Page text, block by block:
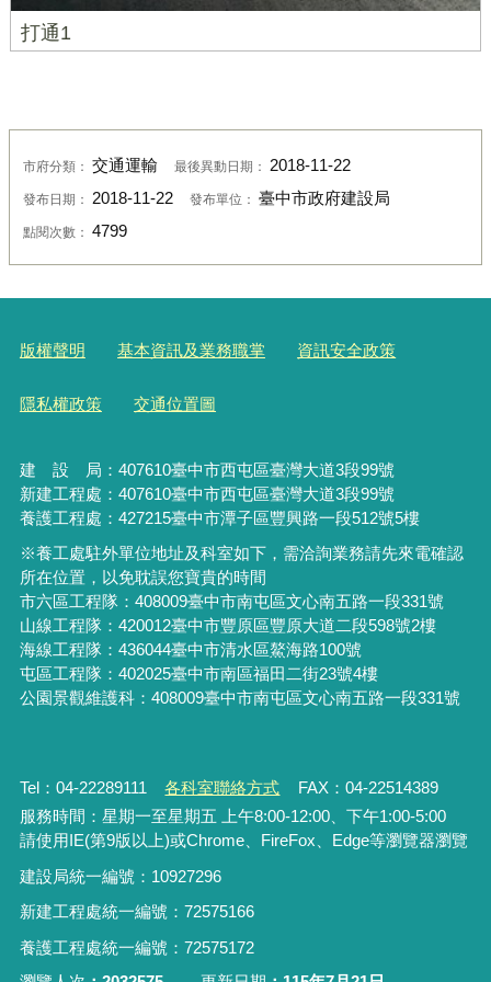
打通1
市府分類： 交通運輸 最後異動日期： 2018-11-22
發布日期： 2018-11-22 發布單位： 臺中市政府建設局
點閱次數： 4799
版權聲明 基本資訊及業務職掌 資訊安全政策
隱私權政策 交通位置圖
建 設 局： 407610臺中市西屯區臺灣大道3段99號
新建工程處：407610臺中市西屯區臺灣大道3段99號
養護工程處：427215臺中市潭子區豐興路一段512號5樓
※養工處駐外單位地址及科室如下，需洽詢業務請先來電確認
所在位置，以免耽誤您寶貴的時間
市六區工程隊：408009臺中市南屯區文心南五路一段331號
山線工程隊：420012臺中市豐原區豐原大道二段598號2樓
海線工程隊：436044臺中市清水區鰲海路100號
屯區工程隊：402025臺中市南區福田二街23號4樓
公園景觀維護科：408009臺中市南屯區文心南五路一段331號
Tel：04-22289111 各科室聯絡方式
FAX：04-22514389
服務時間：星期一至星期五 上午8:00-12:00、下午1:00-5:00
請使用IE(第9版以上)或Chrome、FireFox、Edge等瀏覽器瀏覽
建設局統一編號：10927296
新建工程處統一編號 ： 72575166
養護工程處統一編號 ： 72575172